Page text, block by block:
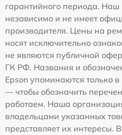
гарантийного периода. Наш
независимо и не имеет
производителя. Цены на
носят исключительно
не являются публичной
ГК РФ. Названия и
Epson упоминаются только
— чтобы обозначить
работаем. Наша
владельцами указанных
представляет их интересы.